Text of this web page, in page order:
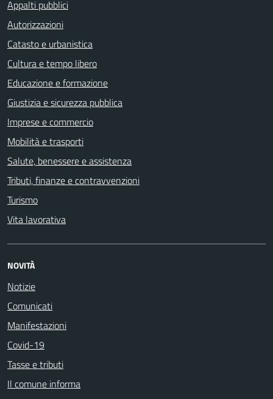
Appalti pubblici
Autorizzazioni
Catasto e urbanistica
Cultura e tempo libero
Educazione e formazione
Giustizia e sicurezza pubblica
Imprese e commercio
Mobilità e trasporti
Salute, benessere e assistenza
Tributi, finanze e contravvenzioni
Turismo
Vita lavorativa
NOVITÀ
Notizie
Comunicati
Manifestazioni
Covid-19
Tasse e tributi
Il comune informa